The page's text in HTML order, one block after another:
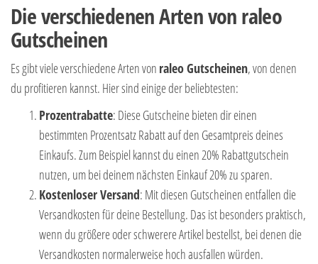
Die verschiedenen Arten von raleo
Gutscheinen
Es gibt viele verschiedene Arten von raleo Gutscheinen, von denen
du profitieren kannst. Hier sind einige der beliebtesten:
Prozentrabatte: Diese Gutscheine bieten dir einen
bestimmten Prozentsatz Rabatt auf den Gesamtpreis deines
Einkaufs. Zum Beispiel kannst du einen 20% Rabattgutschein
nutzen, um bei deinem nächsten Einkauf 20% zu sparen.
Kostenloser Versand: Mit diesen Gutscheinen entfallen die
Versandkosten für deine Bestellung. Das ist besonders praktisch,
wenn du größere oder schwerere Artikel bestellst, bei denen die
Versandkosten normalerweise hoch ausfallen würden.